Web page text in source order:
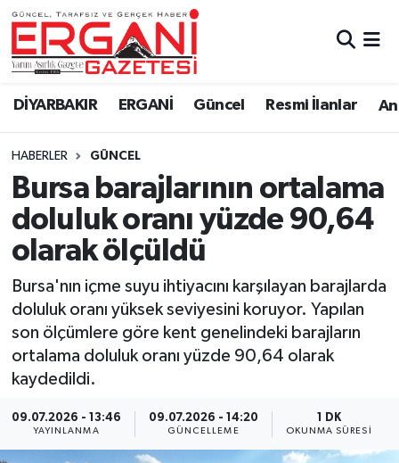
DİYARBAKIR ERGANİ Güncel Resmi İlanlar
HABERLER GÜNCEL
Bursa barajlarının ortalama
doluluk oranı yüzde 90,64
olarak ölçüldü
Bursa'nın içme suyu ihtiyacını karşılayan barajlarda
doluluk oranı yüksek seviyesini koruyor. Yapılan
son ölçümlere göre kent genelindeki barajların
ortalama doluluk oranı yüzde 90,64 olarak
kaydedildi.
09.07.2026 - 13:46
YAYINLANMA
09.07.2026 - 14:20
GÜNCELLEME
1 DK
OKUNMA SÜRESI
DİYARBAKIR
BİSMİL
BAĞLAR
ERGANİ
Güncel
Eği̇ti̇m
Resmi İlanlar
Sağlık
Si̇yaset
Spor
Yaşam
Ergani Nöbetçi Eczaneler
Ergani Hava Durumu
Ergani Trafik Yoğunluk Haritası
Süper Lig Puan Durumu ve Fikstür
Tüm Manşetler
Son Dakika Haberleri
Haber Arşivi